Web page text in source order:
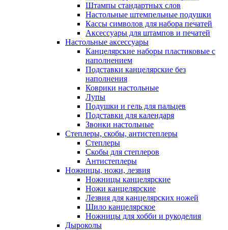
Штампы стандартных слов
Настольные штемпельные подушки
Кассы символов для набора печатей
Аксессуары для штампов и печатей
Настольные аксессуары
Канцелярские наборы пластиковые с
наполнением
Подставки канцелярские без
наполнения
Коврики настольные
Лупы
Подушки и гель для пальцев
Подставки для календаря
Звонки настольные
Степлеры, скобы, антистеплеры
Степлеры
Скобы для степлеров
Антистеплеры
Ножницы, ножи, лезвия
Ножницы канцелярские
Ножи канцелярские
Лезвия для канцелярских ножей
Шило канцелярское
Ножницы для хобби и рукоделия
Дыроколы